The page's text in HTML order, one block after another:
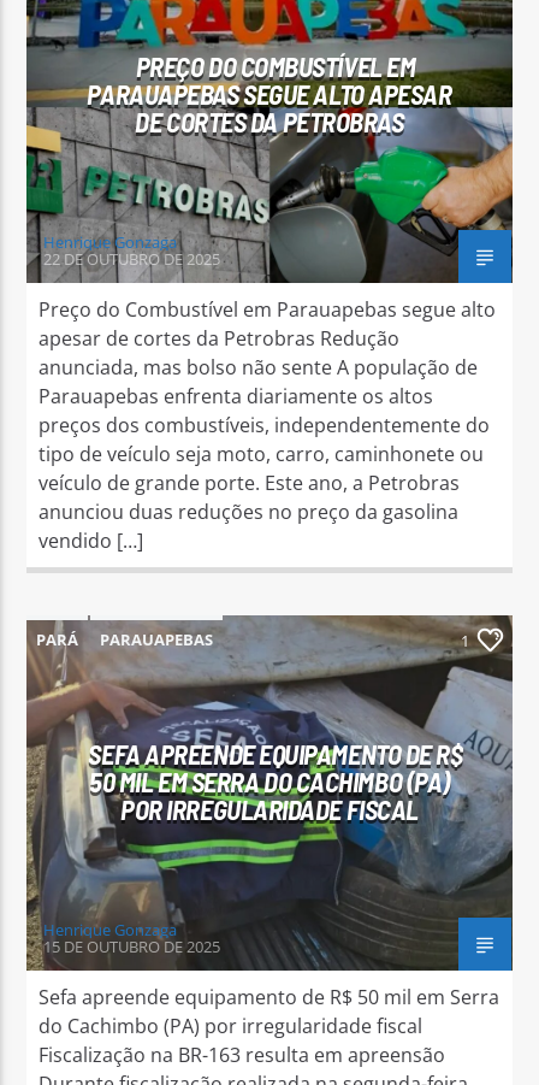
Arara Azul FM
PREÇO DO COMBUSTÍVEL EM
PARAUAPEBAS SEGUE ALTO APESAR
DE CORTES DA PETROBRAS
Henrique Gonzaga
22 DE OUTUBRO DE 2025
Preço do Combustível em Parauapebas segue alto
apesar de cortes da Petrobras Redução
anunciada, mas bolso não sente A população de
Parauapebas enfrenta diariamente os altos
preços dos combustíveis, independentemente do
tipo de veículo seja moto, carro, caminhonete ou
veículo de grande porte. Este ano, a Petrobras
anunciou duas reduções no preço da gasolina
vendido […]
PARÁ PARAUAPEBAS 1
SEFA APREENDE EQUIPAMENTO DE R$
50 MIL EM SERRA DO CACHIMBO (PA)
POR IRREGULARIDADE FISCAL
Henrique Gonzaga
15 DE OUTUBRO DE 2025
Sefa apreende equipamento de R$ 50 mil em Serra
do Cachimbo (PA) por irregularidade fiscal
Fiscalização na BR-163 resulta em apreensão